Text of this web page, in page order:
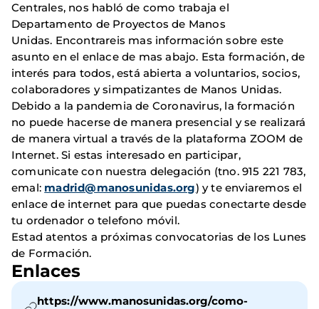
Centrales, nos habló de como trabaja el
Departamento de Proyectos de Manos
Unidas. Encontrareis mas información sobre este
asunto en el enlace de mas abajo. Esta formación, de
interés para todos, está abierta a voluntarios, socios,
colaboradores y simpatizantes de Manos Unidas.
Debido a la pandemia de Coronavirus, la formación
no puede hacerse de manera presencial y se realizará
de manera virtual a través de la plataforma ZOOM de
Internet. Si estas interesado en participar,
comunicate con nuestra delegación (tno. 915 221 783,
emal: madrid@manosunidas.org) y te enviaremos el
enlace de internet para que puedas conectarte desde
tu ordenador o telefono móvil.
Estad atentos a próximas convocatorias de los Lunes
de Formación.
Enlaces
https://www.manosunidas.org/como-